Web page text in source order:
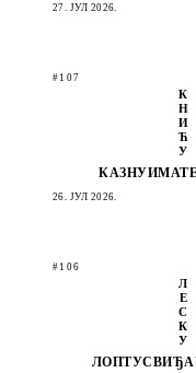
27. ЈУЛ 2026.
#107
К
Н
И
Ћ
У
КАЗНУ
26. ЈУЛ 2026.
#106
Л
Е
С
К
У
ЛОПТУСВИЂА